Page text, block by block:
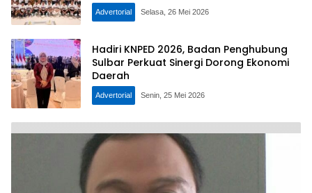
Advertorial Selasa, 26 Mei 2026
Hadiri KNPED 2026, Badan Penghubung
Sulbar Perkuat Sinergi Dorong Ekonomi
Daerah
Advertorial Senin, 25 Mei 2026